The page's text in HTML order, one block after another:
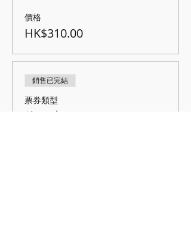
價格
HK$310.00
銷售已完結
票券類型
鐘 (A班)